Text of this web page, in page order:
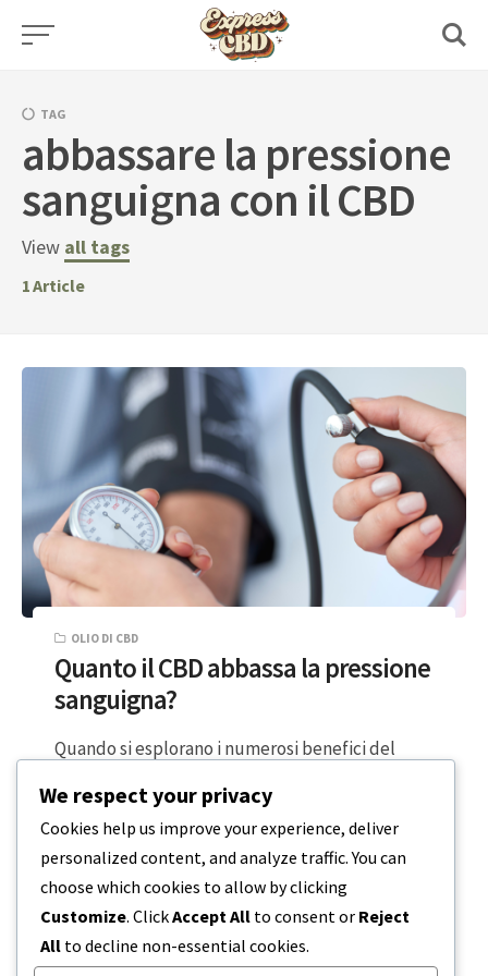
Skip
TAG
abbassare la pressione
sanguigna con il CBD
View all tags
1Article
OLIO DI CBD
Quanto il CBD abbassa la pressione
sanguigna?
Quando si esplorano i numerosi benefici del
potrebbe essere curiosi di sapere se…
3 MINUTI DI LETTURA 11 MARZO 2024
We respect your privacy
Cookies help us improve your experience, deliver
personalized content, and analyze traffic. You can
choose which cookies to allow by clicking
Customize. ClickAccept All to consent or Reject
All to decline non-essential cookies.